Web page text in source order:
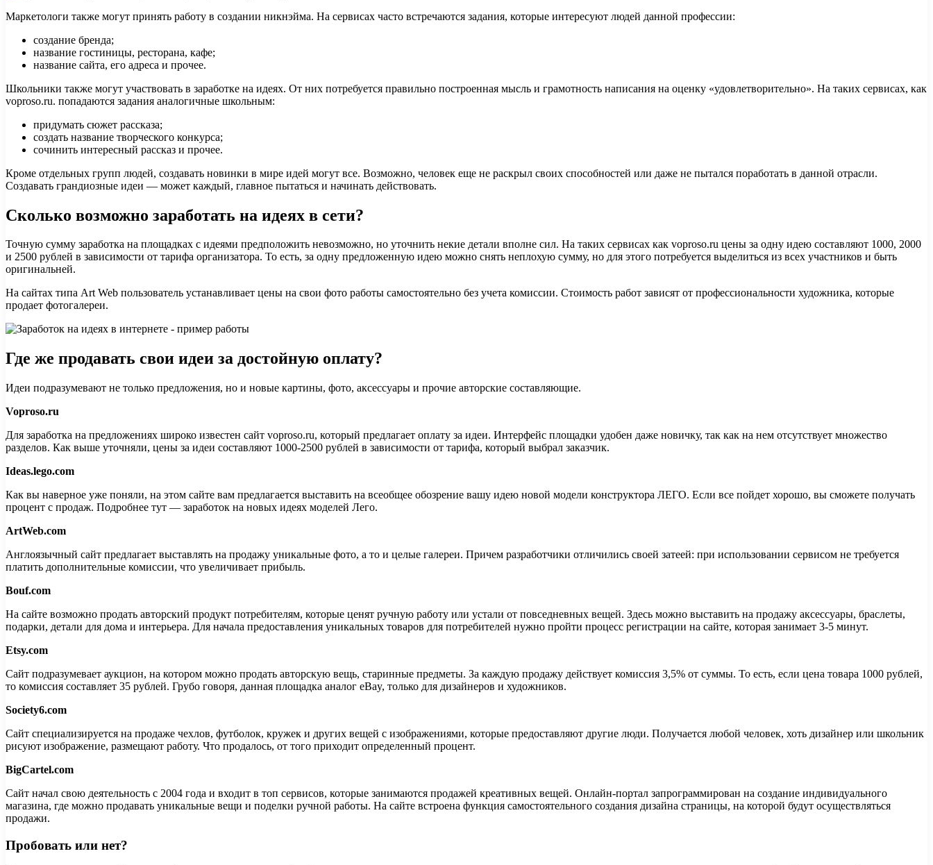
Маркетологи также могут принять работу в создании никнэйма. На сервисах часто встречаются задания, которые интересуют людей данной профессии:
создание бренда;
название гостиницы, ресторана, кафе;
название сайта, его адреса и прочее.
Школьники также могут участвовать в заработке на идеях. От них потребуется правильно построенная мысль и грамотность написания на оценку «удовлетворительно». На таких сервисах, как
voproso.ru. попадаются задания аналогичные школьным:
придумать сюжет рассказа;
создать название творческого конкурса;
сочинить интересный рассказ и прочее.
Кроме отдельных групп людей, создавать новинки в мире идей могут все. Возможно, человек еще не раскрыл своих способностей или даже не пытался поработать в данной отрасли.
Создавать грандиозные идеи — может каждый, главное пытаться и начинать действовать.
Сколько возможно заработать на идеях в сети?
Точную сумму заработка на площадках с идеями предположить невозможно, но уточнить некие детали вполне сил. На таких сервисах как voproso.ru цены за одну идею составляют 1000, 2000
и 2500 рублей в зависимости от тарифа организатора. То есть, за одну предложенную идею можно снять неплохую сумму, но для этого потребуется выделиться из всех участников и быть
оригинальней.
На сайтах типа Art Web пользователь устанавливает цены на свои фото работы самостоятельно без учета комиссии. Стоимость работ зависят от профессиональности художника, которые
продает фотогалереи.
Где же продавать свои идеи за достойную оплату?
Идеи подразумевают не только предложения, но и новые картины, фото, аксессуары и прочие авторские составляющие.
Voproso.ru
Для заработка на предложениях широко известен сайт voproso.ru, который предлагает оплату за идеи. Интерфейс площадки удобен даже новичку, так как на нем отсутствует множество
разделов. Как выше уточняли, цены за идеи составляют 1000-2500 рублей в зависимости от тарифа, который выбрал заказчик.
Ideas.lego.com
Как вы наверное уже поняли, на этом сайте вам предлагается выставить на всеобщее обозрение вашу идею новой модели конструктора ЛЕГО. Если все пойдет хорошо, вы сможете получать
процент с продаж. Подробнее тут — заработок на новых идеях моделей Лего.
ArtWeb.com
Англоязычный сайт предлагает выставлять на продажу уникальные фото, а то и целые галереи. Причем разработчики отличились своей затеей: при использовании сервисом не требуется
платить дополнительные комиссии, что увеличивает прибыль.
Bouf.com
На сайте возможно продать авторский продукт потребителям, которые ценят ручную работу или устали от повседневных вещей. Здесь можно выставить на продажу аксессуары, браслеты,
подарки, детали для дома и интерьера. Для начала предоставления уникальных товаров для потребителей нужно пройти процесс регистрации на сайте, которая занимает 3-5 минут.
Etsy.com
Сайт подразумевает аукцион, на котором можно продать авторскую вещь, старинные предметы. За каждую продажу действует комиссия 3,5% от суммы. То есть, если цена товара 1000 рублей,
то комиссия составляет 35 рублей. Грубо говоря, данная площадка аналог eBay, только для дизайнеров и художников.
Society6.com
Сайт специализируется на продаже чехлов, футболок, кружек и других вещей с изображениями, которые предоставляют другие люди. Получается любой человек, хоть дизайнер или школьник
рисуют изображение, размещают работу. Что продалось, от того приходит определенный процент.
BigCartel.com
Сайт начал свою деятельность с 2004 года и входит в топ сервисов, которые занимаются продажей креативных вещей. Онлайн-портал запрограммирован на создание индивидуального
магазина, где можно продавать уникальные вещи и поделки ручной работы. На сайте встроена функция самостоятельного создания дизайна страницы, на которой будут осуществляться
продажи.
Пробовать или нет?